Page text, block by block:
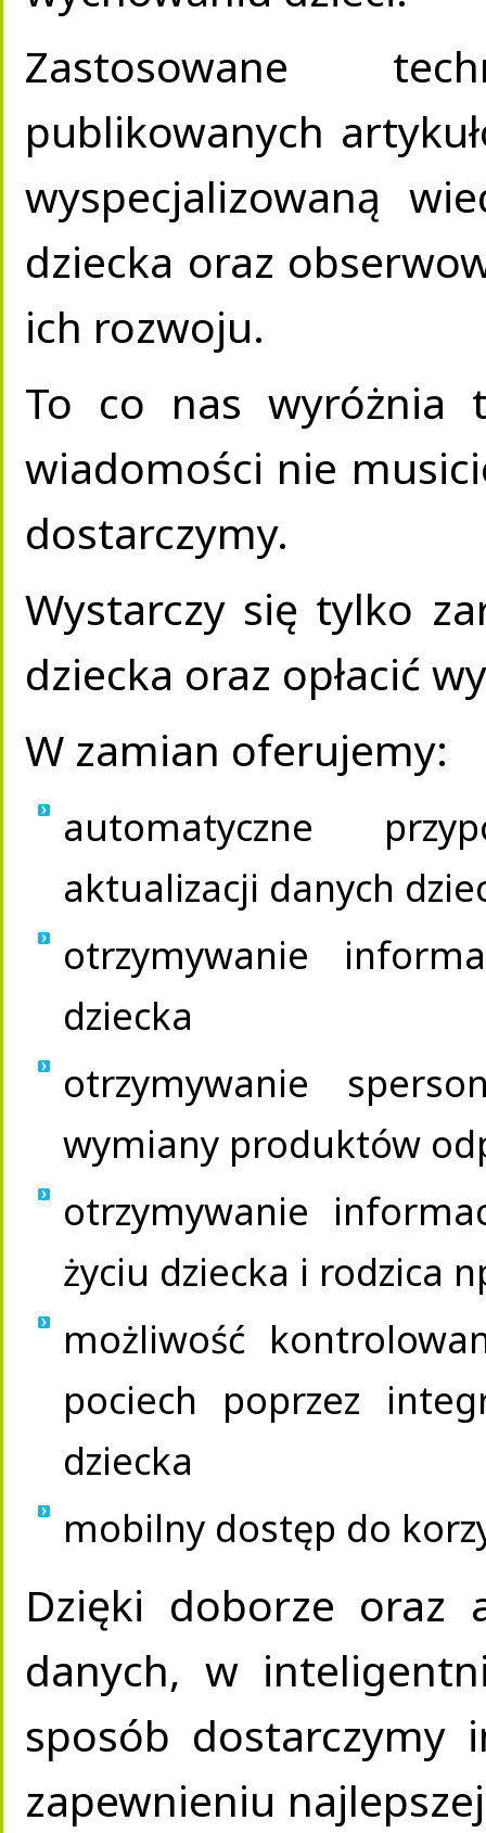
Zastosowane
publikowanych
wyspecjalizowaną
dziecka oraz
ich rozwoju.
To co nas wyróżnia
wiadomości nie
dostarczymy.
Wystarczy się tylko
dziecka oraz opłacić
W zamian oferujemy:
automatyczne
aktualizacji danych
otrzymywanie
dziecka
otrzymywanie
wymiany produktów
otrzymywanie
życiu dziecka i rodzica
możliwość
pociech poprzez
dziecka
mobilny dostęp do
Dzięki doborze oraz
danych, w
sposób dostarczymy
zapewnieniu